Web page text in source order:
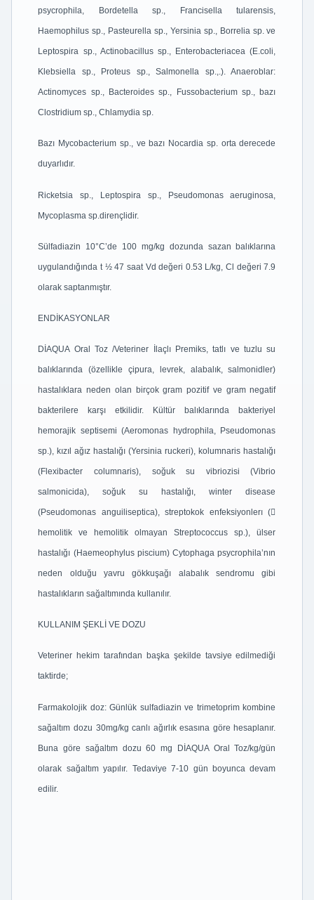
psycrophila, Bordetella sp., Francisella tularensis,
Haemophilus sp., Pasteurella sp., Yersinia sp., Borrelia sp. ve
Leptospira sp., Actinobacillus sp., Enterobacteriacea (E.coli,
Klebsiella sp., Proteus sp., Salmonella sp.,.). Anaeroblar:
Actinomyces sp., Bacteroides sp., Fussobacterium sp., bazı
Clostridium sp., Chlamydia sp.
Bazı Mycobacterium sp., ve bazı Nocardia sp. orta derecede
duyarlıdır.
Ricketsia sp., Leptospira sp., Pseudomonas aeruginosa,
Mycoplasma sp.dirençlidir.
Sülfadiazin 10°C’de 100 mg/kg dozunda sazan balıklarına
uygulandığında t ½ 47 saat Vd değeri 0.53 L/kg, Cl değeri 7.9
olarak saptanmıştır.
ENDİKASYONLAR
DİAQUA Oral Toz /Veteriner İlaçlı Premiks, tatlı ve tuzlu su
balıklarında (özellikle çipura, levrek, alabalık, salmonidler)
hastalıklara neden olan birçok gram pozitif ve gram negatif
bakterilere karşı etkilidir. Kültür balıklarında bakteriyel
hemorajik septisemi (Aeromonas hydrophila, Pseudomonas
sp.), kızıl ağız hastalığı (Yersinia ruckeri), kolumnaris hastalığı
(Flexibacter columnaris), soğuk su vibriozisi (Vibrio
salmonicida), soğuk su hastalığı, winter disease
(Pseudomonas anguiliseptica), streptokok enfeksiyonlerı (
hemolitik ve hemolitik olmayan Streptococcus sp.), ülser
hastalığı (Haemeophylus piscium) Cytophaga psycrophila’nın
neden olduğu yavru gökkuşağı alabalık sendromu gibi
hastalıkların sağaltımında kullanılır.
KULLANIM ŞEKLİ VE DOZU
Veteriner hekim tarafından başka şekilde tavsiye edilmediği
taktirde;
Farmakolojik doz: Günlük sulfadiazin ve trimetoprim kombine
sağaltım dozu 30mg/kg canlı ağırlık esasına göre hesaplanır.
Buna göre sağaltım dozu 60 mg DİAQUA Oral Toz/kg/gün
olarak sağaltım yapılır. Tedaviye 7-10 gün boyunca devam
edilir.